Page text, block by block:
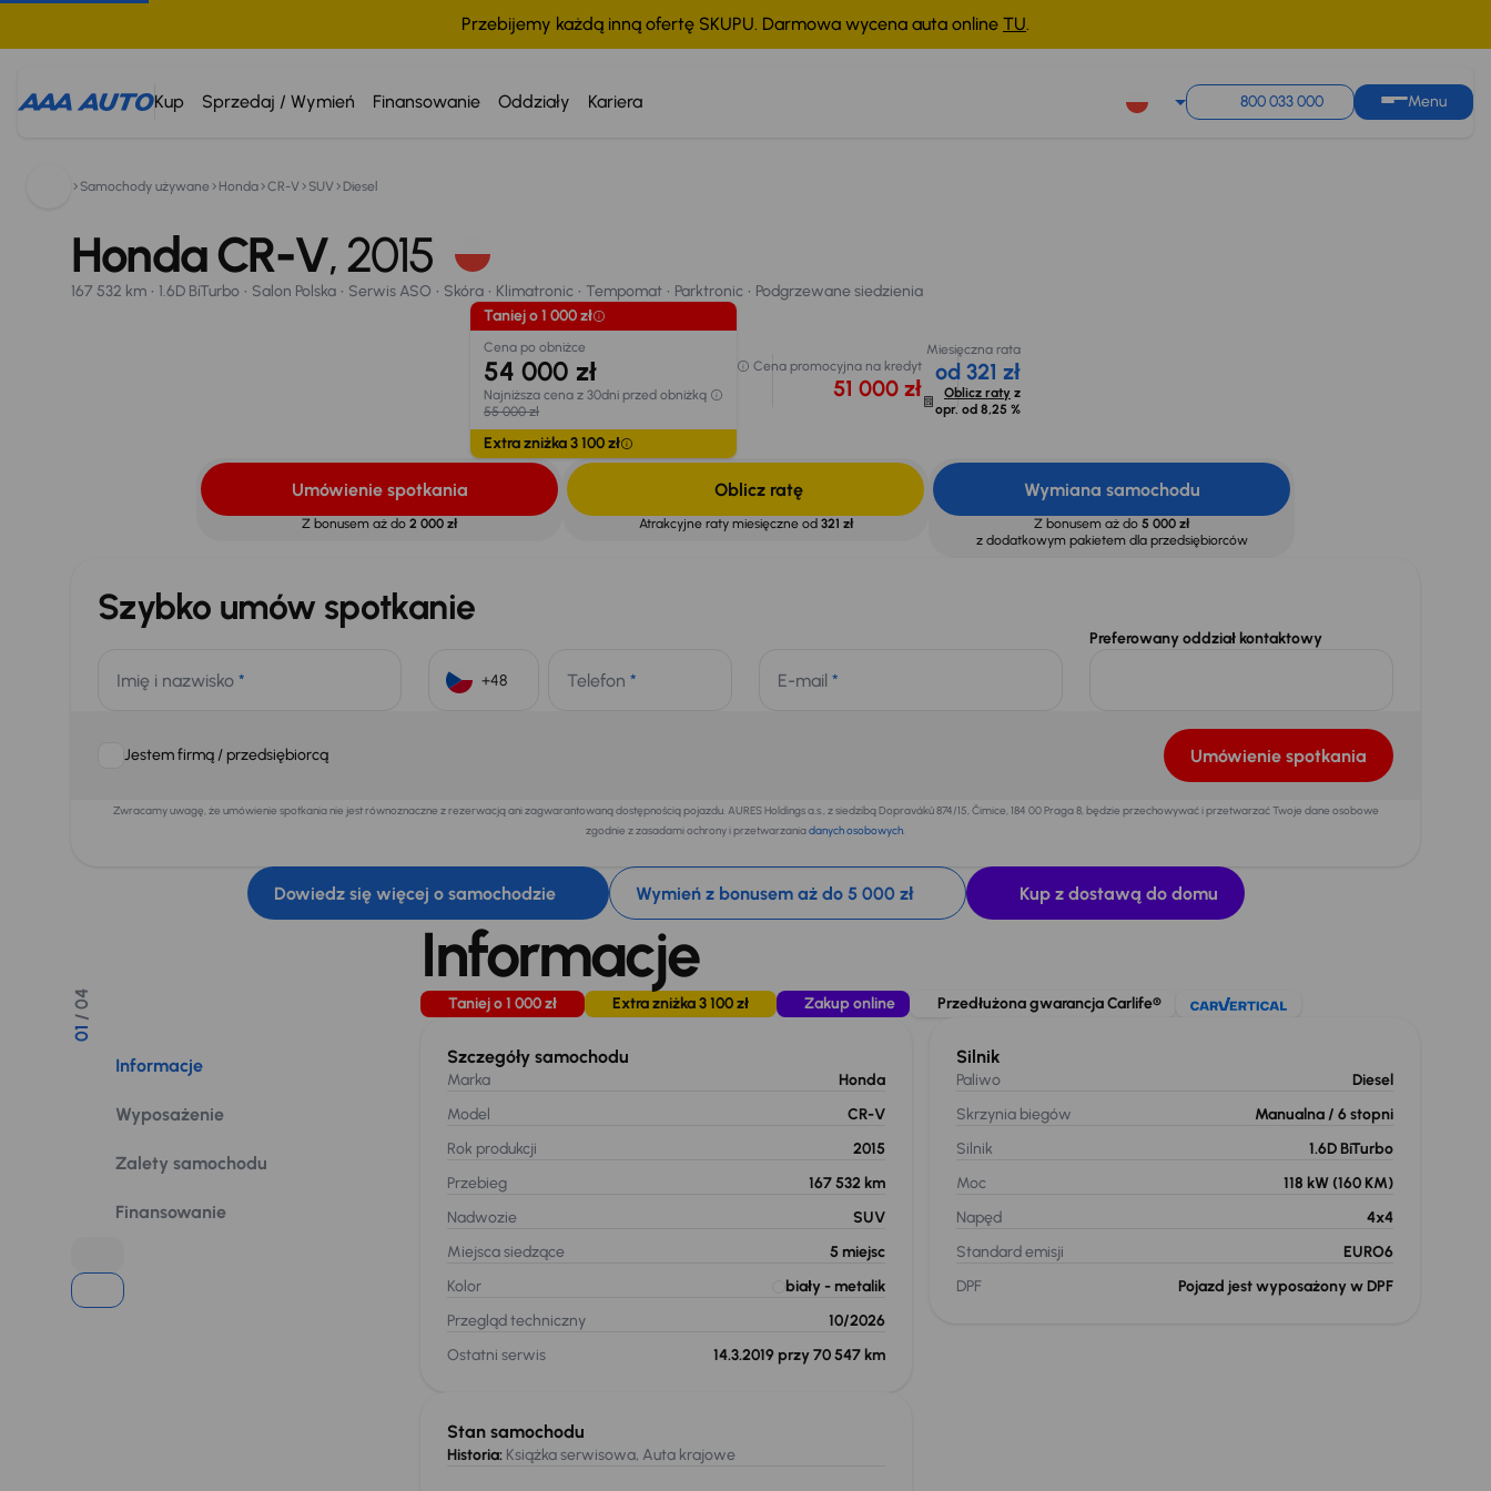
Przebijemy każdą inną ofertę SKUPU. Darmowa wycena auta online TU.
Kup Sprzedaj / Wymień Finansowanie Oddziały Kariera 800 033 000 Menu
Samochody używane Honda CR-V SUV Diesel
Taniej o 1 000 zł
Honda CR-V, 2015
167 532 km 1.6D BiTurbo Salon Polska Serwis ASO Skóra Klimatronic Tempomat Parktronic
Podgrzewane siedzienia
Taniej o 1 000 zł
Cena po obniżce
54 000 zł
Najniższa cena z 30dni przed obniżką
55 000 zł
Extra zniżka 3 100 zł
Cena promocyjna na kredyt
51 000 zł
Miesięczna rata
od 321 zł
Oblicz raty z
opr. od 8,25 %
Umówienie spotkania
Z bonusem aż do 2 000 zł
Oblicz ratę
Atrakcyjne raty miesięczne od 321 zł
Wymiana samochodu
Z bonusem aż do 5 000 zł
z dodatkowym pakietem dla przedsiębiorców
Szybko umów spotkanie
Imię i nazwisko * Telefon * E-mail *
Preferowany oddział kontaktowy
Jestem firmą / przedsiębiorcą Umówienie spotkania
Zwracamy uwagę, że umówienie spotkania nie jest równoznaczne z rezerwacją ani zagwarantowaną dostępnością pojazdu. AURES Holdings a.s., z siedzibą Dopraváků 874/15, Čimice, 184 00 Praga 8, będzie przechowywać i przetwarzać Twoje dane osobowe
zgodnie z zasadami ochrony i przetwarzaniadanych osobowych.
Dowiedz się więcej o samochodzie Wymień z bonusem aż do 5 000 zł Kup z dostawą do domu
167 532 km 1.6D BiTurbo Salon Polska Serwis ASO
Umówienie spotkania
Oblicz ratę Wymiana samochodu
01
/ 04
Informacje
Wyposażenie
Zalety samochodu
Finansowanie
Informacje
Taniej o 1 000 zł Extra zniżka 3 100 zł Zakup online Przedłużona gwarancja Carlife®
Szczegóły samochodu
Marka
Honda
Model
CR-V
Rok produkcji
2015
Przebieg
167 532 km
Nadwozie
SUV
Miejsca siedzące
5 miejsc
Kolor
biały - metalik
Przegląd techniczny
10/2026
Ostatni serwis
14.3.2019 przy 70 547 km
Stan samochodu
Historia: Książka serwisowa, Auta krajowe
Silnik
Paliwo
Diesel
Skrzynia biegów
Manualna / 6 stopni
Silnik
1.6D BiTurbo
Moc
118 kW (160 KM)
Napęd
4x4
Standard emisji
EURO6
DPF
Pojazd jest wyposażony w DPF